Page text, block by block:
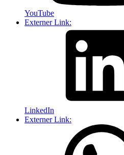
YouTube
Externer Link:
LinkedIn
Externer Link: